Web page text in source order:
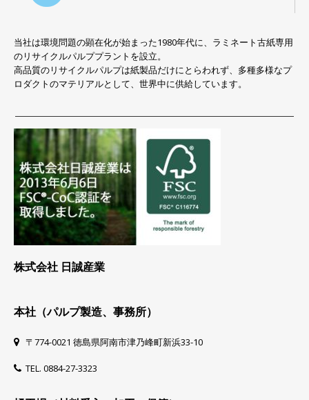
当社は環境問題の顕在化が始まった1980年代に、ラミネート古紙専用
のリサイクルパルププラントを設立。
高品質のリサイクルパルプは紙製品だけにとらわれず、多種多様なプ
ロダクトのマテリアルとして、世界中に供給しています。
株式会社 日誠産業
本社（パルプ製造、事務所）
〒774-0021 徳島県阿南市津乃峰町新浜33-10
TEL. 0884-27-3323